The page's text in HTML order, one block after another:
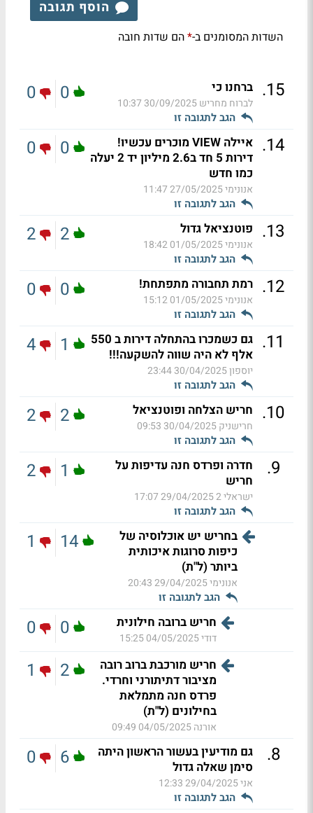
הוסף תגובה
השדות המסומנים ב-*הם שדות חובה
15
. ברחנו כי
לברוח מחריש30/09/2025 10:37
הגב לתגובה זו
0
0
14
.
איילה VIEW מוכרים עכשיו!
דירות 5 חד ב2.6 מיליון יד 2 יעלה
כמו חדש
אנונימי27/05/2025 11:47
הגב לתגובה זו
0
0
13
. פוטנציאל גדול
אנונימי01/05/2025 18:42
הגב לתגובה זו
2
2
12
. רמת תחבורה מתפתחת!
אנונימי01/05/2025 15:12
הגב לתגובה זו
0
0
11
.
גם כשמכרו בהתחלה דירות ב 550
אלף לא היה שווה להשקעה!!!
יוספון30/04/2025 23:44
הגב לתגובה זו
1
4
10
. חריש הצלחה ופוטנציאל
חרישניק30/04/2025 09:53
הגב לתגובה זו
2
2
9
.
חדרה ופרדס חנה עדיפות על
חריש
ישראלי 2 29/04/2025 17:07
הגב לתגובה זו
1
2
בחריש יש אוכלוסיה של
כיפות סרוגות איכותית
ביותר (ל"ת)
אנונימי29/04/2025 20:43
הגב לתגובה זו
14
1
חריש ברובה חילונית
דודי04/05/2025 15:25
0
0
חריש מורכבת ברוב רובה
מציבור דתיתורני וחרדי.
פרדס חנה מתמלאת
בחילונים (ל"ת)
אורנה04/05/2025 09:49
2
1
8
.
גם מודיעין בעשור הראשון היתה
סימן שאלה גדול
אני29/04/2025 12:33
הגב לתגובה זו
6
0